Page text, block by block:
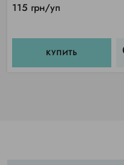
115 грн/уп
КУПИТЬ